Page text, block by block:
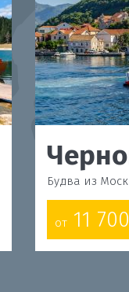
Будва из
от 11 700